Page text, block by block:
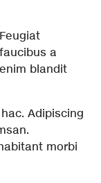
a
blandit
Adipiscing
morbi